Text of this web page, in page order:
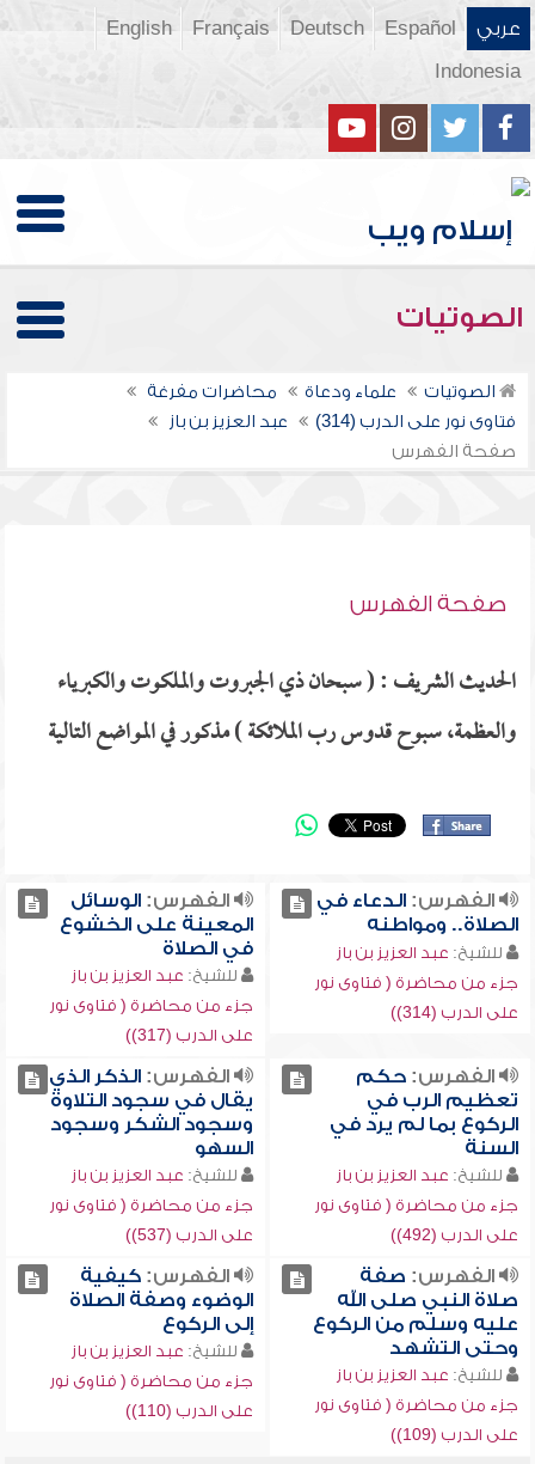
عربي Español
Deutsch
Français
English
Indonesia
الصوتيات
الصوتيات علماء ودعاة
محاضرات مفرغة
فتاوى نور على الدرب (314)
عبد العزيز بن باز
صفحة الفهرس
صفحة الفهرس
الحديث الشريف : ( سبحان ذي الجبروت والملكوت والكبرياء
والعظمة، سبوح قدوس رب الملائكة ) مذكور في المواضع التالية
الفهرس:الدعاء في
الصلاة.. ومواطنه
للشيخ: عبد العزيز بن باز
جزء من محاضرة ( فتاوى نور
على الدرب (314))
الفهرس:الوسائل
المعينة على الخشوع
في الصلاة
للشيخ: عبد العزيز بن باز
جزء من محاضرة ( فتاوى نور
على الدرب (317))
الفهرس:حكم
تعظيم الرب في
الركوع بما لم يرد في
السنة
للشيخ: عبد العزيز بن باز
جزء من محاضرة ( فتاوى نور
على الدرب (492))
الفهرس:الذكر الذي
يقال في سجود التلاوة
وسجود الشكر وسجود
السهو
للشيخ: عبد العزيز بن باز
جزء من محاضرة ( فتاوى نور
على الدرب (537))
الفهرس: صفة
صلاة النبي صلى الله
عليه وسلم من الركوع
وحتى التشهد
للشيخ: عبد العزيز بن باز
جزء من محاضرة ( فتاوى نور
على الدرب (109))
الفهرس:كيفية
الوضوء وصفة الصلاة
إلى الركوع
للشيخ: عبد العزيز بن باز
جزء من محاضرة ( فتاوى نور
على الدرب (110))